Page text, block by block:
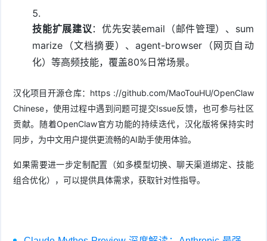
技能扩展建议：优先安装email（邮件管理）、sum
marize（文档摘要）、agent-browser（网页自动
化）等高频技能，覆盖80%日常场景。
汉化项目开源仓库：https ://github.com/MaoTouHU/OpenClaw
Chinese，使用过程中遇到问题可提交Issue反馈，也可参与社区
贡献。随着OpenClaw官方功能的持续迭代，汉化版将保持实时
同步，为中文用户提供更流畅的AI助手使用体验。
如果需要进一步定制配置（如多模型切换、聊天渠道绑定、技能
组合优化），可以提供具体需求，获取针对性指导。